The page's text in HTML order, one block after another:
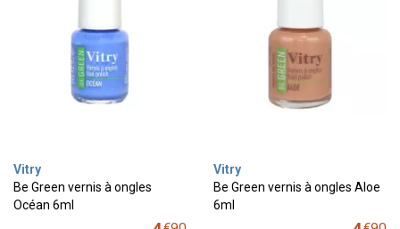
Vitry
Be Green vernis à ongles
Océan 6ml
Vitry
Be Green vernis à ongles Aloe
6ml